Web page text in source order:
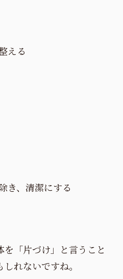
える
き、清潔にする
「片づけ」と言うこと
れないですね。